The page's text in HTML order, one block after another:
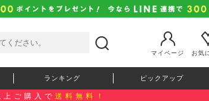
マイページ
お気
ランキング ピックアップ
ご購入で 送料無料！